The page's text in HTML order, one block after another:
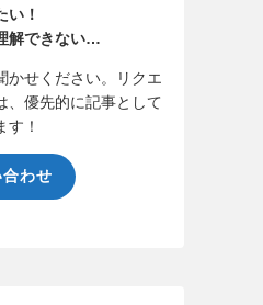
い！
解できない…
かせください。リクエ
、優先的に記事として
す！
合わせ